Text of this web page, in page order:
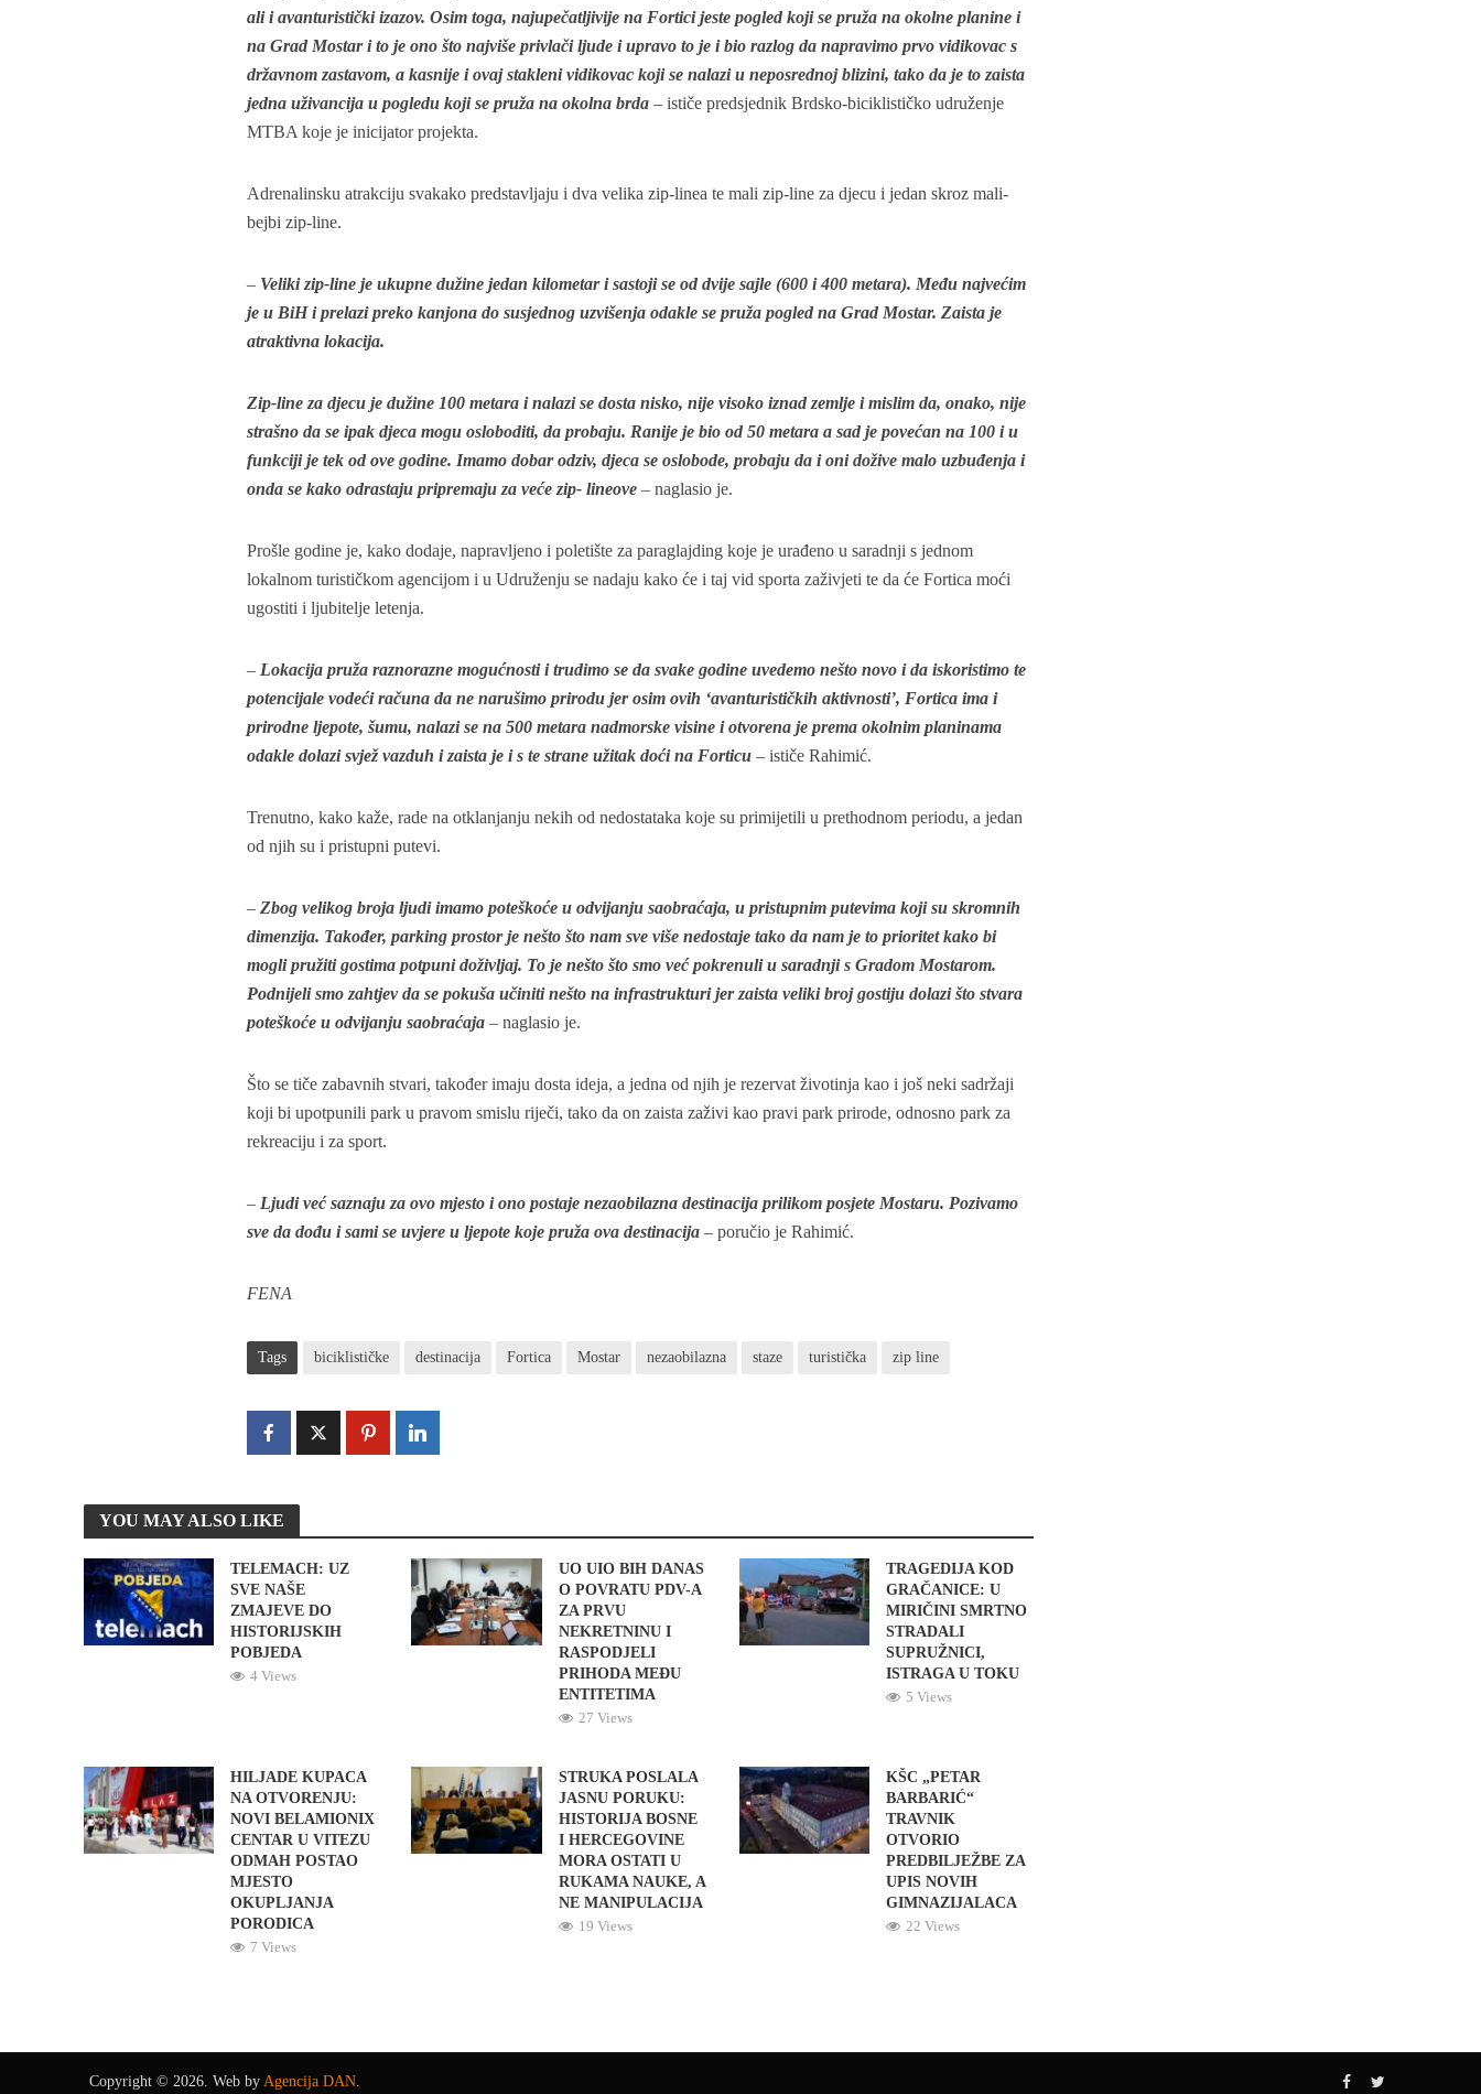
ali i avanturistički izazov. Osim toga, najupečatljivije na Fortici jeste pogled koji se pruža na okolne planine i
na Grad Mostar i to je ono što najviše privlači ljude i upravo to je i bio razlog da napravimo prvo vidikovac s
državnom zastavom, a kasnije i ovaj stakleni vidikovac koji se nalazi u neposrednoj blizini, tako da je to zaista
jedna uživancija u pogledu koji se pruža na okolna brda – ističe predsjednik Brdsko-biciklističko udruženje
MTBA koje je inicijator projekta.
Adrenalinsku atrakciju svakako predstavljaju i dva velika zip-linea te mali zip-line za djecu i jedan skroz mali-
bejbi zip-line.
– Veliki zip-line je ukupne dužine jedan kilometar i sastoji se od dvije sajle (600 i 400 metara). Među najvećim
je u BiH i prelazi preko kanjona do susjednog uzvišenja odakle se pruža pogled na Grad Mostar. Zaista je
atraktivna lokacija.
Zip-line za djecu je dužine 100 metara i nalazi se dosta nisko, nije visoko iznad zemlje i mislim da, onako, nije
strašno da se ipak djeca mogu osloboditi, da probaju. Ranije je bio od 50 metara a sad je povećan na 100 i u
funkciji je tek od ove godine. Imamo dobar odziv, djeca se oslobode, probaju da i oni dožive malo uzbuđenja i
onda se kako odrastaju pripremaju za veće zip- lineove – naglasio je.
Prošle godine je, kako dodaje, napravljeno i poletište za paraglajding koje je urađeno u saradnji s jednom
lokalnom turističkom agencijom i u Udruženju se nadaju kako će i taj vid sporta zaživjeti te da će Fortica moći
ugostiti i ljubitelje letenja.
– Lokacija pruža raznorazne mogućnosti i trudimo se da svake godine uvedemo nešto novo i da iskoristimo te
potencijale vodeći računa da ne narušimo prirodu jer osim ovih ‘avanturističkih aktivnosti’, Fortica ima i
prirodne ljepote, šumu, nalazi se na 500 metara nadmorske visine i otvorena je prema okolnim planinama
odakle dolazi svjež vazduh i zaista je i s te strane užitak doći na Forticu – ističe Rahimić.
Trenutno, kako kaže, rade na otklanjanju nekih od nedostataka koje su primijetili u prethodnom periodu, a jedan
od njih su i pristupni putevi.
–Zbog velikog broja ljudi imamo poteškoće u odvijanju saobraćaja, u pristupnim putevima koji su skromnih
dimenzija. Također, parking prostor je nešto što nam sve više nedostaje tako da nam je to prioritet kako bi
mogli pružiti gostima potpuni doživljaj. To je nešto što smo već pokrenuli u saradnji s Gradom Mostarom.
Podnijeli smo zahtjev da se pokuša učiniti nešto na infrastrukturi jer zaista veliki broj gostiju dolazi što stvara
poteškoće u odvijanju saobraćaja – naglasio je.
Što se tiče zabavnih stvari, također imaju dosta ideja, a jedna od njih je rezervat životinja kao i još neki sadržaji
koji bi upotpunili park u pravom smislu riječi, tako da on zaista zaživi kao pravi park prirode, odnosno park za
rekreaciju i za sport.
– Ljudi već saznaju za ovo mjesto i ono postaje nezaobilazna destinacija prilikom posjete Mostaru. Pozivamo
sve da dođu i sami se uvjere u ljepote koje pruža ova destinacija – poručio je Rahimić.
FENA
Tags biciklističke destinacija Fortica Mostar nezaobilazna staze turistička zip line
YOU MAY ALSO LIKE
TELEMACH: UZ
SVE NAŠE
ZMAJEVE DO
HISTORIJSKIH
POBJEDA
4 Views
UO UIO BIH DANAS
O POVRATU PDV-A
ZA PRVU
NEKRETNINU I
RASPODJELI
PRIHODA MEĐU
ENTITETIMA
27 Views
TRAGEDIJA KOD
GRAČANICE: U
MIRIČINI SMRTNO
STRADALI
SUPRUŽNICI,
ISTRAGA U TOKU
5 Views
HILJADE KUPACA
NA OTVORENJU:
NOVI BELAMIONIX
CENTAR U VITEZU
ODMAH POSTAO
MJESTO
OKUPLJANJA
PORODICA
7 Views
STRUKA POSLALA
JASNU PORUKU:
HISTORIJA BOSNE
I HERCEGOVINE
MORA OSTATI U
RUKAMA NAUKE, A
NE MANIPULACIJA
19 Views
KŠC „PETAR
BARBARIĆ“
TRAVNIK
OTVORIO
PREDBILJEŽBE ZA
UPIS NOVIH
GIMNAZIJALACA
22 Views
Copyright © 2026. Web by Agencija DAN.